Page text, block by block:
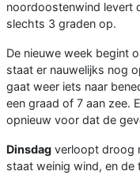
noordoostenwind levert
slechts 3 graden op.
De nieuwe week begint
staat er nauwelijks nog
gaat weer iets naar
een graad of 7 aan zee.
opnieuw voor dat de
Dinsdag verloopt droog
staat weinig wind, en